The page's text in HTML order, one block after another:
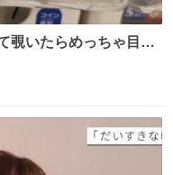
覗いたらめっちゃ目合